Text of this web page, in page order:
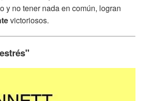
y no tener nada en común, logran
victoriosos.